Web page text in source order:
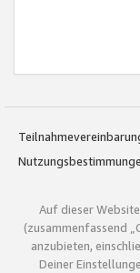
Auf dieser
(zusammenfassend
anzubieten,
Deiner